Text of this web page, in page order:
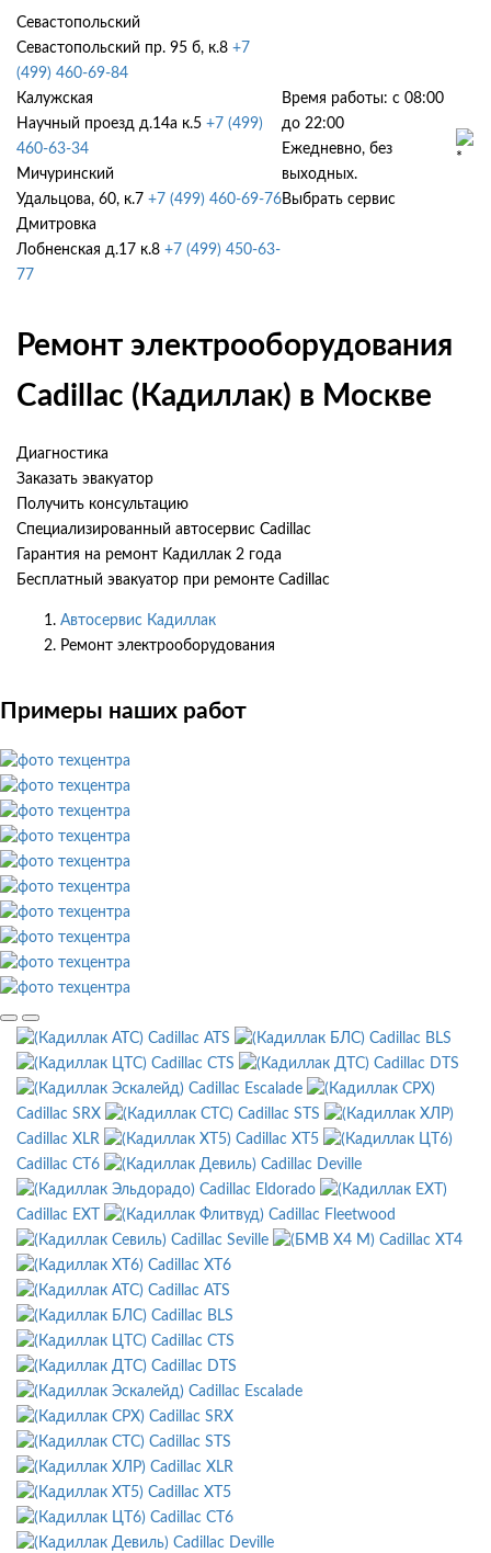
Севастопольский
Севастопольский пр. 95 б, к.8 +7
(499) 460-69-84
Калужская
Научный проезд д.14а к.5 +7 (499)
460-63-34
Мичуринский
Удальцова, 60, к.7 +7 (499) 460-69-76
Дмитровка
Лобненская д.17 к.8 +7 (499) 450-63-
77
Время работы: с 08:00
до 22:00
Ежедневно, без
выходных.
Выбрать сервис
Ремонт электрооборудования
Cadillac (Кадиллак) в Москве
Диагностика
Заказать эвакуатор
Получить консультацию
Специализированный автосервис Cadillac
Гарантия на ремонт Кадиллак 2 года
Бесплатный эвакуатор при ремонте Cadillac
Автосервис Кадиллак
Ремонт электрооборудования
Примеры наших работ
Cadillac ATS
Cadillac BLS
Cadillac CTS
Cadillac DTS
Cadillac Escalade
Cadillac SRX
Cadillac STS
Cadillac XLR
Cadillac XT5
Cadillac CT6
Cadillac Deville
Cadillac Eldorado
Cadillac EXT
Cadillac Fleetwood
Cadillac Seville
Cadillac XT4
Cadillac XT6
Cadillac ATS
Cadillac BLS
Cadillac CTS
Cadillac DTS
Cadillac Escalade
Cadillac SRX
Cadillac STS
Cadillac XLR
Cadillac XT5
Cadillac CT6
Cadillac Deville